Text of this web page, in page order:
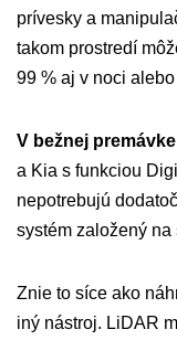
prívesky a
takom prostredí
99 % aj v noci
V bežnej
a Kia s funkciou
nepotrebujú
systém založený
Znie to síce ako
iný nástroj. LiDAR